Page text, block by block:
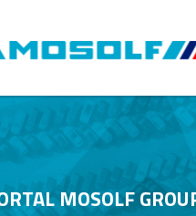
MOSOLF